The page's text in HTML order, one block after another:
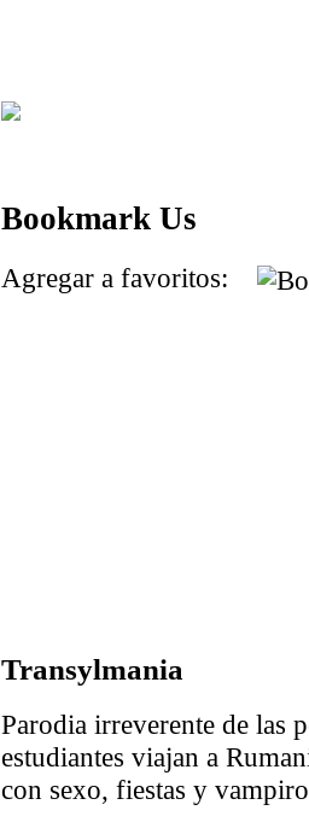
Bookmark Us
Agregar a favoritos:
Transylmania
Parodia irreverente de las
estudiantes viajan a
con sexo, fiestas y